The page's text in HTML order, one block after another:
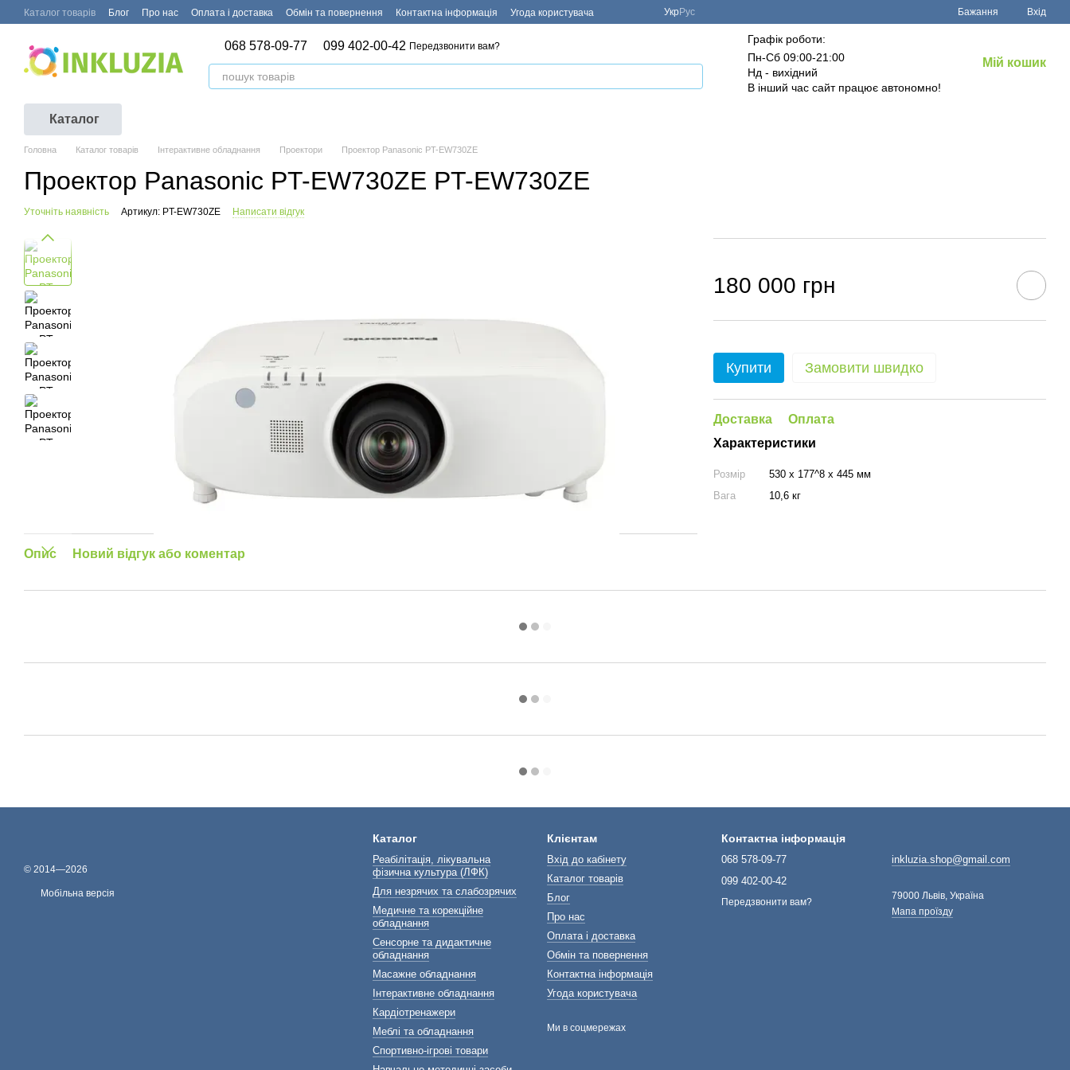
Перейти до основного контенту
Каталог товарів Блог Про нас Оплата і доставка Обмін та повернення Контактна інформація Угода користувача УкрРус Бажання Вхід
068 578-09-77 099 402-00-42 Передзвонити вам?
Графік роботи:
Пн-Сб 09:00-21:00
Нд - вихідний
В інший час сайт працює автономно!
Мій кошик
Каталог
Головна Каталог товарів Інтерактивне обладнання Проектори Проектор Panasonic PT-EW730ZE
Проектор Panasonic PT-EW730ZE PT-EW730ZE
Уточніть наявність Артикул: PT-EW730ZE Написати відгук
Опис Новий відгук або коментар
180 000 грн
Купити Замовити швидко
Доставка
Оплата
Характеристики
Розмір
530 x 177^8 x 445 мм
Вага
10,6 кг
© 2014—2026
Мобільна версія
Каталог
Реабілітація, лікувальна
фізична культура (ЛФК)
Для незрячих та слабозрячих
Медичне та корекційне
обладнання
Сенсорне та дидактичне
обладнання
Масажне обладнання
Інтерактивне обладнання
Кардіотренажери
Меблі та обладнання
Спортивно-ігрові товари
Клієнтам
Вхід до кабінету
Каталог товарів
Блог
Про нас
Оплата і доставка
Обмін та повернення
Контактна інформація
Угода користувача
Ми в соцмережах
Контактна інформація
068 578-09-77
099 402-00-42
Передзвонити вам?
inkluzia.shop@gmail.com
79000 Львів, Україна
Мапа проїзду